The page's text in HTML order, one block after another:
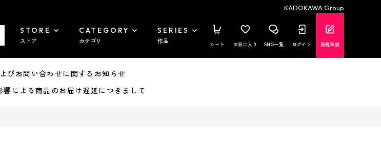
KADOKAWA Group
STORE
ストア
CATEGORY
カテゴリ
SERIES
作品 カート お気に入り SNS一覧 ログイン 新規登録
お問い合わせに関するお知らせ
による商品のお届け遅延につきまして